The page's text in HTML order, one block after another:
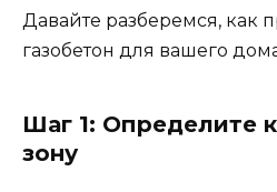
Давайте разберемся, как
газобетон для вашего
Шаг 1: Определите
зону